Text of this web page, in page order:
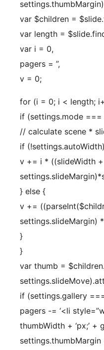
var $children =
var length =
var i = 0,
pagers = ”,
v = 0;
for (i = 0; i < length;
if (settings.mode ===
// calculate scene *
if
v += i * ((slideWidth +
} else {
v +=
settings.slideMargin)
}
}
var thumb =
if (settings.gallery
pagers -= ‘<li
thumbWidth + ‘px;’ +
settings.thumbMargin